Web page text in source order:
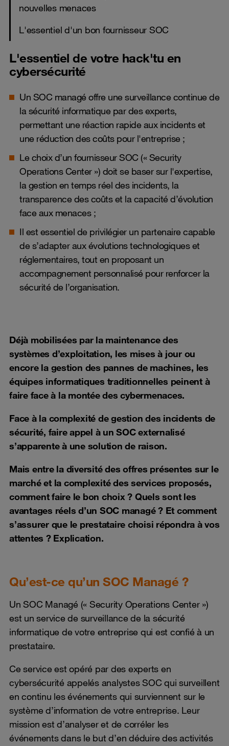
nouvelles menaces
L'essentiel d'un bon fournisseur SOC
L'essentiel de votre hack'tu en
cybersécurité
Un SOC managé offre une surveillance continue de
la sécurité informatique par des experts,
permettant une réaction rapide aux incidents et
une réduction des coûts pour l'entreprise ;
Le choix d’un fournisseur SOC (« Security
Operations Center ») doit se baser sur l'expertise,
la gestion en temps réel des incidents, la
transparence des coûts et la capacité d’évolution
face aux menaces ;
Il est essentiel de privilégier un partenaire capable
de s’adapter aux évolutions technologiques et
réglementaires, tout en proposant un
accompagnement personnalisé pour renforcer la
sécurité de l’organisation.
Déjà mobilisées par la maintenance des
systèmes d’exploitation, les mises à jour ou
encore la gestion des pannes de machines, les
équipes informatiques traditionnelles peinent à
faire face à la montée des cybermenaces.
Face à la complexité de gestion des incidents de
sécurité, faire appel à un SOC externalisé
s’apparente à une solution de raison.
Mais entre la diversité des offres présentes sur le
marché et la complexité des services proposés,
comment faire le bon choix ? Quels sont les
avantages réels d’un SOC managé ? Et comment
s’assurer que le prestataire choisi répondra à vos
attentes ? Explication.
Qu’est-ce qu’un SOC Managé ?
Un SOC Managé (« Security Operations Center »)
est un service de surveillance de la sécurité
informatique de votre entreprise qui est confié à un
prestataire.
Ce service est opéré par des experts en
cybersécurité appelés analystes SOC qui surveillent
en continu les événements qui surviennent sur le
système d’information de votre entreprise. Leur
mission est d’analyser et de corréler les
événements dans le but d’en déduire des activités